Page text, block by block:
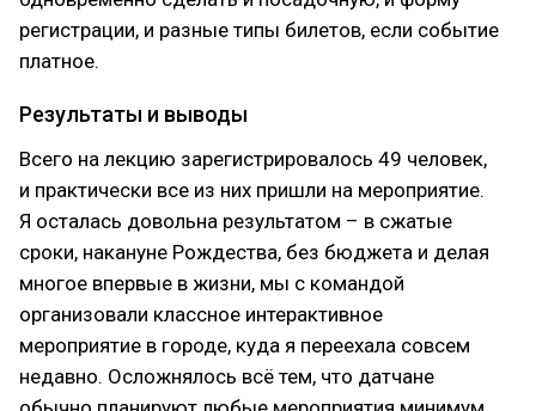
регистрации, и разные типы билетов, если событие
платное.
Результаты и выводы
Всего на лекцию зарегистрировалось 49 человек,
и практически все из них пришли на мероприятие.
Я осталась довольна результатом – в сжатые
сроки, накануне Рождества, без бюджета и делая
многое впервые в жизни, мы с командой
организовали классное интерактивное
мероприятие в городе, куда я переехала совсем
недавно. Осложнялось всё тем, что датчане